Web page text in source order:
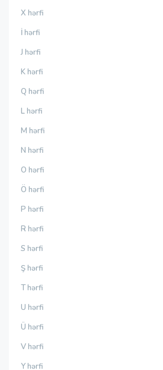
X hərfi
İ hərfi
J hərfi
K hərfi
Q hərfi
L hərfi
M hərfi
N hərfi
O hərfi
Ö hərfi
P hərfi
R hərfi
S hərfi
Ş hərfi
T hərfi
U hərfi
Ü hərfi
V hərfi
Y hərfi